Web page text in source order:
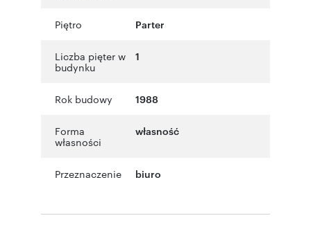
Piętro Parter
Liczba pięter w
budynku
1
Rok budowy 1988
Forma
własności
własność
Przeznaczenie biuro